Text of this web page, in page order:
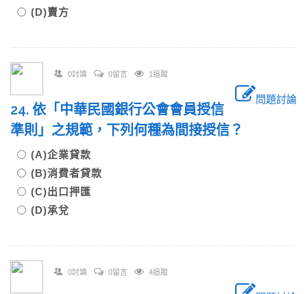
(D)賣方
0討論 0留言 1追蹤
問題討論
24. 依「中華民國銀行公會會員授信
準則」之規範，下列何種為間接授信？
(A)企業貸款
(B)消費者貸款
(C)出口押匯
(D)承兌
0討論 0留言 4追蹤